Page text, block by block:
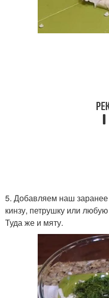
5. Добавляем наш
кинзу, петрушку или
Туда же и мяту.